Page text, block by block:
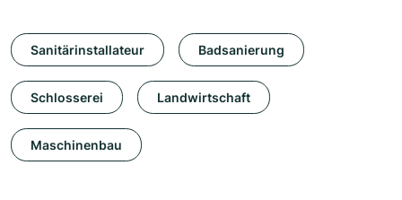
Sanitärinstallateur Badsanierung
Schlosserei Landwirtschaft
Maschinenbau